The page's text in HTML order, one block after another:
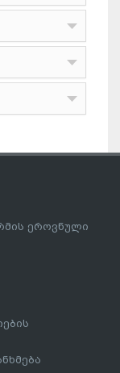
ეროვნული